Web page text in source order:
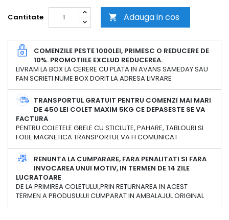
Cantitate  Adauga in cos
COMENZILE PESTE 1000LEI, PRIMESC O REDUCERE DE
10%. PROMOTIILE EXCLUD REDUCEREA.
LIVRAM LA BOX LA CERERE CU PLATA IN AVANS SAMEDAY SAU
FAN SCRIETI NUME BOX DORIT LA ADRESA LIVRARE
TRANSPORTUL GRATUIT PENTRU COMENZI MAI MARI
DE 450 LEI COLET MAXIM 5KG CE DEPASESTE SE VA
FACTURA
PENTRU COLETELE GRELE CU STICLUTE, PAHARE, TABLOURI SI
FOLIE MAGNETICA TRANSPORTUL VA FI COMUNICAT
RENUNTA LA CUMPARARE, FARA PENALITATI SI FARA
INVOCAREA UNUI MOTIV, IN TERMEN DE 14 ZILE
LUCRATOARE
DE LA PRIMIREA COLETULUI,PRIN RETURNAREA IN ACEST
TERMEN A PRODUSULUI CUMPARAT IN AMBALAJUL ORIGINAL